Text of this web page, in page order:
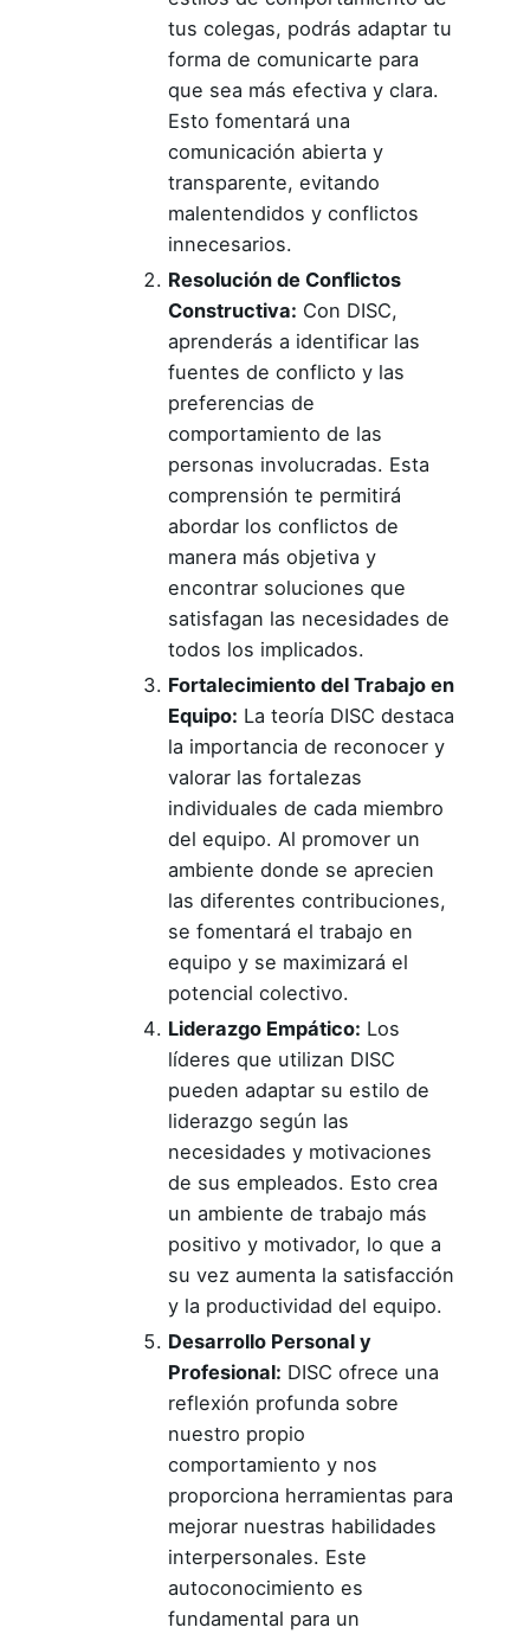
tus colegas, podrás adaptar tu
forma de comunicarte para
que sea más efectiva y clara.
Esto fomentará una
comunicación abierta y
transparente, evitando
malentendidos y conflictos
innecesarios.
Resolución de Conflictos
Constructiva: Con DISC,
aprenderás a identificar las
fuentes de conflicto y las
preferencias de
comportamiento de las
personas involucradas. Esta
comprensión te permitirá
abordar los conflictos de
manera más objetiva y
encontrar soluciones que
satisfagan las necesidades de
todos los implicados.
Fortalecimiento del Trabajo en
Equipo: La teoría DISC destaca
la importancia de reconocer y
valorar las fortalezas
individuales de cada miembro
del equipo. Al promover un
ambiente donde se aprecien
las diferentes contribuciones,
se fomentará el trabajo en
equipo y se maximizará el
potencial colectivo.
Liderazgo Empático: Los
líderes que utilizan DISC
pueden adaptar su estilo de
liderazgo según las
necesidades y motivaciones
de sus empleados. Esto crea
un ambiente de trabajo más
positivo y motivador, lo que a
su vez aumenta la satisfacción
y la productividad del equipo.
Desarrollo Personal y
Profesional: DISC ofrece una
reflexión profunda sobre
nuestro propio
comportamiento y nos
proporciona herramientas para
mejorar nuestras habilidades
interpersonales. Este
autoconocimiento es
fundamental para un